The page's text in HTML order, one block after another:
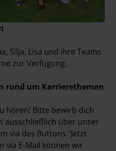
Silja, Lisa und ihre Teams
zur Verfügung.
rund um Karrierethemen
hören! Bitte bewirb dich
ausschließlich über unser
via des Buttons "Jetzt
via E-Mail können wir